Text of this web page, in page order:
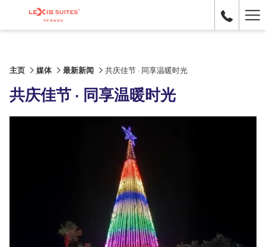
主页 媒体 最新新闻 共庆佳节 · 同享温暖时光
共庆佳节 · 同享温暖时光